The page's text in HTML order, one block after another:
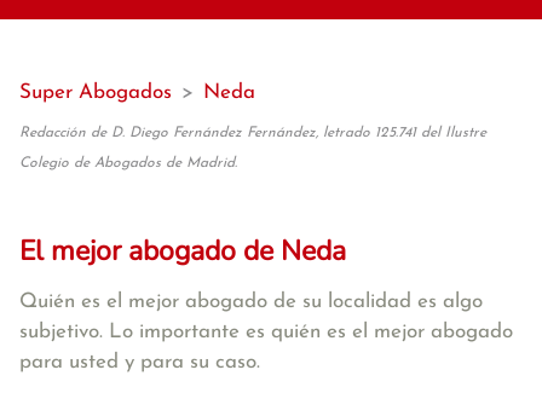
Super Abogados > Neda
Redacción de D. Diego Fernández Fernández, letrado 125.741 del Ilustre
Colegio de Abogados de Madrid.
El mejor abogado de Neda
Quién es el mejor abogado de su localidad es algo
subjetivo. Lo importante es quién es el mejor abogado
para usted y para su caso.